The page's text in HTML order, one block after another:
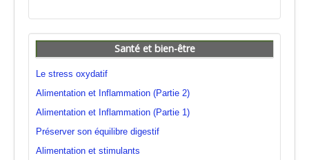
Santé et bien-être
Le stress oxydatif
Alimentation et Inflammation (Partie 2)
Alimentation et Inflammation (Partie 1)
Préserver son équilibre digestif
Alimentation et stimulants